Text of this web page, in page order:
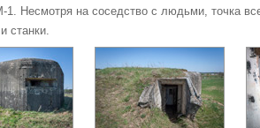
Несмотря на соседство с людьми, точка
станки.